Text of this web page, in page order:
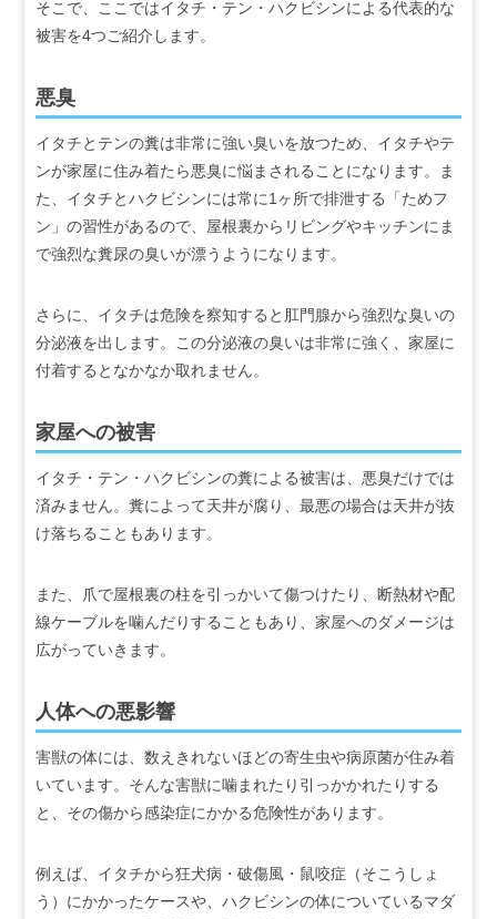
そこで、ここではイタチ・テン・ハクビシンによる代表的な
被害を4つご紹介します。
悪臭
イタチとテンの糞は非常に強い臭いを放つため、イタチやテ
ンが家屋に住み着たら悪臭に悩まされることになります。ま
た、イタチとハクビシンには常に1ヶ所で排泄する「ためフ
ン」の習性があるので、屋根裏からリビングやキッチンにま
で強烈な糞尿の臭いが漂うようになります。
さらに、イタチは危険を察知すると肛門腺から強烈な臭いの
分泌液を出します。この分泌液の臭いは非常に強く、家屋に
付着するとなかなか取れません。
家屋への被害
イタチ・テン・ハクビシンの糞による被害は、悪臭だけでは
済みません。糞によって天井が腐り、最悪の場合は天井が抜
け落ちることもあります。
また、爪で屋根裏の柱を引っかいて傷つけたり、断熱材や配
線ケーブルを噛んだりすることもあり、家屋へのダメージは
広がっていきます。
人体への悪影響
害獣の体には、数えきれないほどの寄生虫や病原菌が住み着
いています。そんな害獣に噛まれたり引っかかれたりする
と、その傷から感染症にかかる危険性があります。
例えば、イタチから狂犬病・破傷風・鼠咬症（そこうしょ
う）にかかったケースや、ハクビシンの体についているマダ